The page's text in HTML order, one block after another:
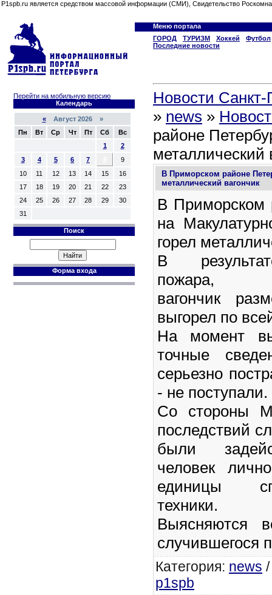
P1spb.ru является средством массовой информации (СМИ), Свидетельство
Меню портала
ГОРОД
ТУРИЗМ Хоккей
Футбол
Последние новости
Перейти на мобильную версию
Календарь
«Август 2026 »
Пн
Вт Ср Чт Пт Сб
Вс
1
2
3
4 5 6 7
9
10
11 12 13 14 15
16
17
18 19 20 21 22
23
24
25 26 27 28 29
30
31
Поиск
Форма входа
Новости Санкт-
» news »
районе
металлический
В Приморском районе
металлический вагончик
В Приморском
на
горел
В
пожара,
вагончик
выгорел по
На момент
точные
серьезно
- не поступали.
Со стороны
последствий
были
человек
единицы
техники.
Выясняются
случившегося
Категория: news
p1spb